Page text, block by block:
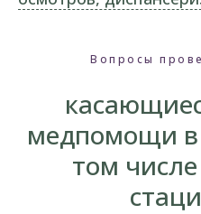
Вопросы
медпомощи в
том